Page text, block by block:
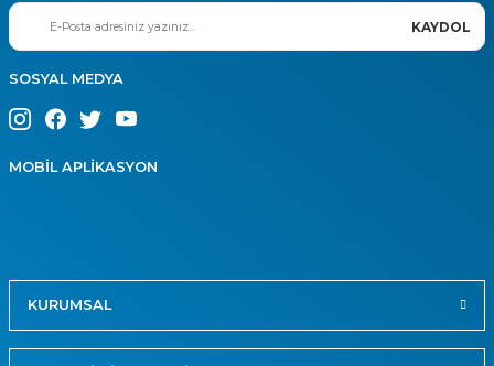
KAYDOL
SOSYAL MEDYA
MOBİL APLİKASYON
KURUMSAL